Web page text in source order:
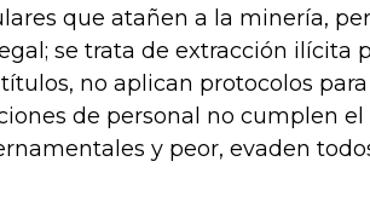
que atañen a la minería,
se trata de extracción ilícita
no aplican protocolos
de personal no cumplen el
y peor, evaden